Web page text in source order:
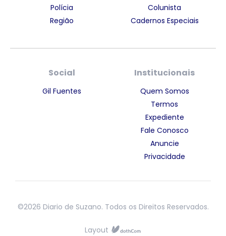
Polícia
Região
Colunista
Cadernos Especiais
Social
Gil Fuentes
Institucionais
Quem Somos
Termos
Expediente
Fale Conosco
Anuncie
Privacidade
©2026 Diario de Suzano. Todos os Direitos Reservados.
Layout